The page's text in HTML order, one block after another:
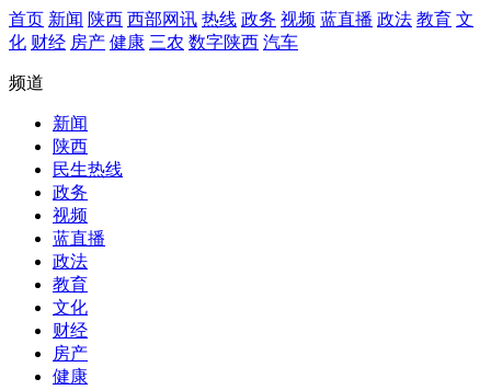
首页 新闻 陕西 西部网讯 热线 政务 视频 蓝直播 政法 教育 文
化 财经 房产 健康 三农 数字陕西 汽车
频道
新闻
陕西
民生热线
政务
视频
蓝直播
政法
教育
文化
财经
房产
健康